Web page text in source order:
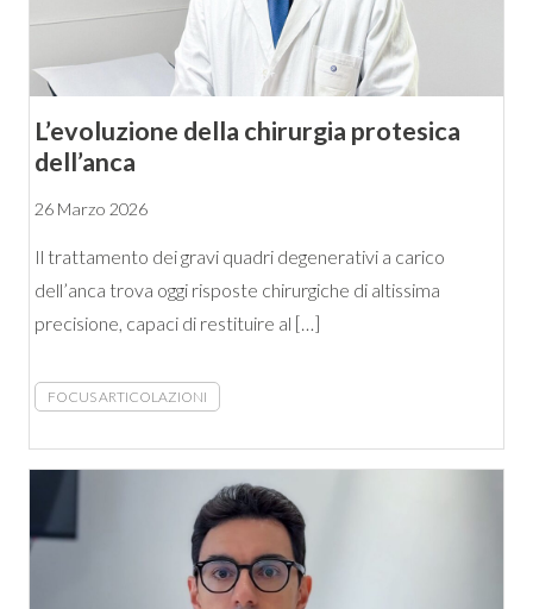
L’evoluzione della chirurgia protesica
dell’anca
26 Marzo 2026
Il trattamento dei gravi quadri degenerativi a carico
dell’anca trova oggi risposte chirurgiche di altissima
precisione, capaci di restituire al […]
FOCUS ARTICOLAZIONI